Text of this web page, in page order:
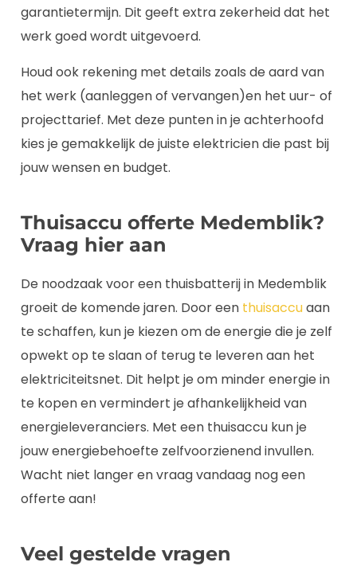
garantietermijn. Dit geeft extra zekerheid dat het
werk goed wordt uitgevoerd.
Houd ook rekening met details zoals de aard van
het werk (aanleggen of vervangen)en het uur- of
projecttarief. Met deze punten in je achterhoofd
kies je gemakkelijk de juiste elektricien die past bij
jouw wensen en budget.
Thuisaccu offerte Medemblik?
Vraag hier aan
De noodzaak voor een thuisbatterij in Medemblik
groeit de komende jaren. Door een thuisaccuaan
te schaffen, kun je kiezen om de energie die je zelf
opwekt op te slaan of terug te leveren aan het
elektriciteitsnet. Dit helpt je om minder energie in
te kopen en vermindert je afhankelijkheid van
energieleveranciers. Met een thuisaccu kun je
jouw energiebehoefte zelfvoorzienend invullen.
Wacht niet langer en vraag vandaag nog een
offerte aan!
Veel gestelde vragen